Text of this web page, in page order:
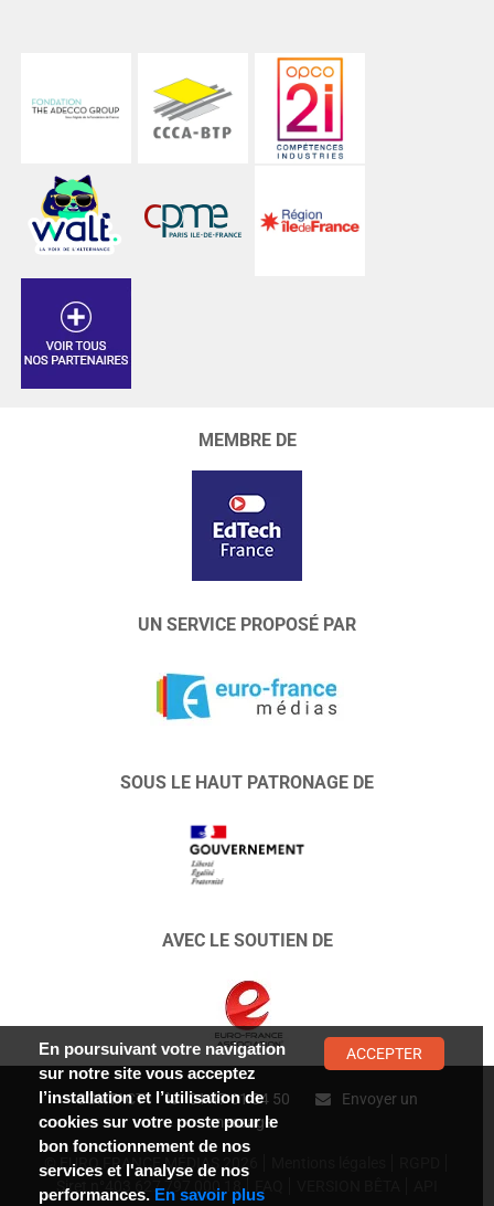
MEMBRE DE
UN SERVICE PROPOSÉ PAR
SOUS LE HAUT PATRONAGE DE
AVEC LE SOUTIEN DE
CONTACT : 01 47 01 34 50
Envoyer un
message
© EURO FRANCE MÉDIAS 2026
Siret n°403 627 797 000 18
En poursuivant votre navigation
sur notre site vous acceptez
l’installation et l’utilisation de
cookies sur votre poste pour le
bon fonctionnement de nos
services et l'analyse de nos
performances. En savoir plus
ACCEPTER